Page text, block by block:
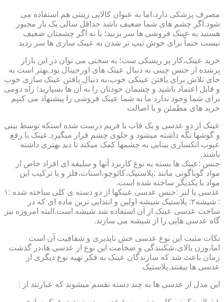
مصرف پزشکی دارد،اما به عنوان کالایی زینتی هم استفاده می
شود.اگر چشم های شما ضعیف باشد حداقل سالی یک بار مجبور
هستید به عینک فروشی ها سر بزنید؛ یا نه اگر چشمتان ضعیف
نیست حتماً برای خوش تیپ تر شدن به عینک سازی ها سر زدید
خرید عینک،کار پر ریسکی ست؛ به سختی می توان در این بازار
پرشده از جنس چینی به دنبال عینک های اورجینال بود.بهتر است به
جای تلاش برای یافتن عینکی خوب،به دنبال یافتن عینک سازی خوب
و قابل اعتماد باشید و چشمان خودتان را به آن ها بسپارید؛ راه دومی
برای شما وجود ندارد ما به شما عینک فروشی را پیشنهاد می کنیم
خرید های مطمئن و با اصالت
عینک از دو عدسی و یک قاب یا فریم درست شده استکه توسط بینی
و گوشها نگه داشته میشود و جلوی چشم قرار میگیرد.عینک با رفع
عیوب انکساری بینایی به چشمها کمک میکند تا دید بهتری داشته
باشند.
جنس :عینک ها بسته به نوع کاربرد آنها و سلیقه ای افراد خاص از
مواد گوناگونی مانند :پلاستیک،کائوچو،استات،فلز و یا ترکیب این
مواد با یکدیگر ساخته شده است.
عدسی یا لنز :جنس عدسی عینکها از دو دسته ی کلی ساخته شده :۱
: شیشه۲: پلاستیک شیشه اولین و ابندایی ترین ماده ای که در
ساخت عدسی عینک از آن استفاده شد شیشه است.البته امروزه نیز
گاه عدسی هایی را از شیشه می سازند.
نکات مثبت این نوع عدسی خش ناپذیری و شفافیت آن است
اما،وزن بالای،شکنندگی و ضخامت این نوع از عدسی ها،در گذشت
زمان باعث شد که سازندگان عینک به فکر تهیه نوع دیگری از
عدسی ها بیفتند.پلاستیک
این مدل از عدسی ها به چند دسته تقسم میشوند که عبارتند از :